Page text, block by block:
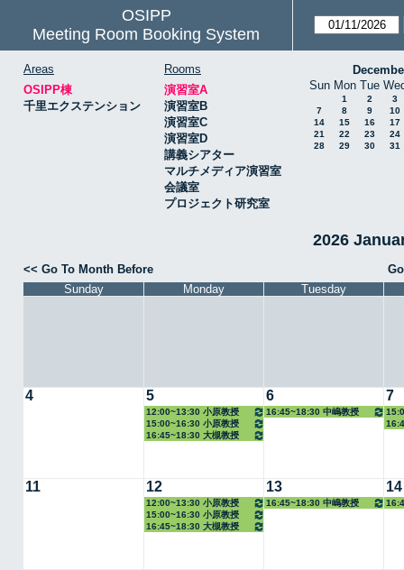
OSIPP
Meeting Room Booking System
Areas
OSIPP棟
千里エクステンション
Rooms
演習室A
演習室B
演習室C
演習室D
講義シアター
マルチメディア演習室
会議室
プロジェクト研究室
Sun Mon Tue
1 2
3
7
8 9
10
14
15 16
17
21
22 23
24
28
29 30 31
2026
<< Go To Month Before
Sunday
Monday Tuesday
4 5
12:00~13:30 小原教授
15:00~16:30 小原教授
16:45~18:30 大槻教授
6
16:45~18:30 中嶋教授
7
授
11 12
12:00~13:30 小原教授
15:00~16:30 小原教授
16:45~18:30 大槻教授
13
16:45~18:30 中嶋教授
14